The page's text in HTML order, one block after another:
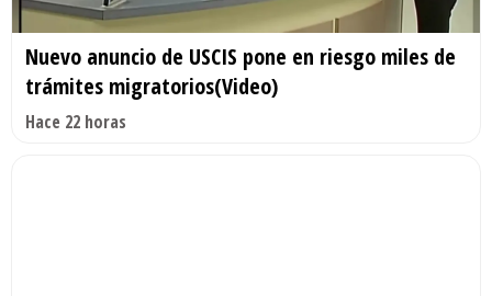
Nuevo anuncio de USCIS pone en riesgo miles de
trámites migratorios(Video)
Hace 22 horas